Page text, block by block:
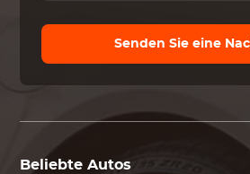
Senden Sie eine
Beliebte Autos